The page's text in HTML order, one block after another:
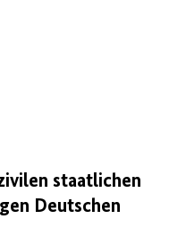
staatlichen
Deutschen